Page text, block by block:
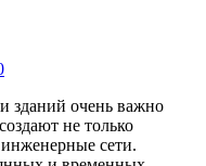
зданий очень важно
не только
сети.